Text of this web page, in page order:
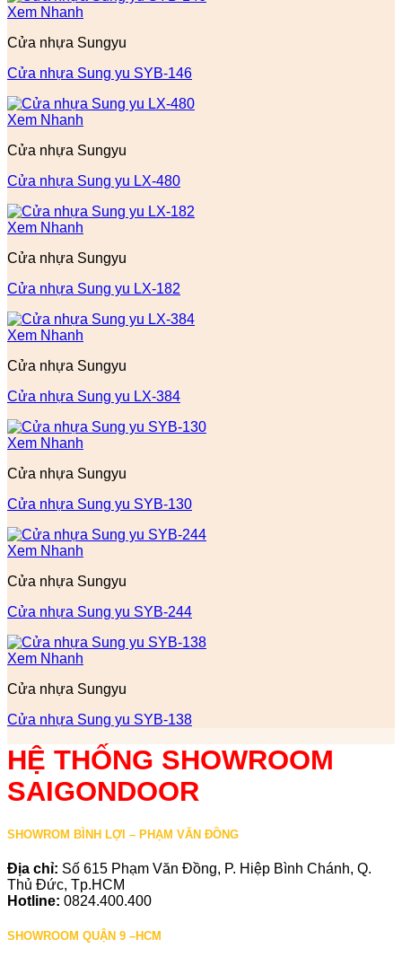
Xem Nhanh
Cửa nhựa Sungyu
Cửa nhựa Sung yu SYB-146
Xem Nhanh
Cửa nhựa Sungyu
Cửa nhựa Sung yu LX-480
Xem Nhanh
Cửa nhựa Sungyu
Cửa nhựa Sung yu LX-182
Xem Nhanh
Cửa nhựa Sungyu
Cửa nhựa Sung yu LX-384
Xem Nhanh
Cửa nhựa Sungyu
Cửa nhựa Sung yu SYB-130
Xem Nhanh
Cửa nhựa Sungyu
Cửa nhựa Sung yu SYB-244
Xem Nhanh
Cửa nhựa Sungyu
Cửa nhựa Sung yu SYB-138
HỆ THỐNG SHOWROOM
SAIGONDOOR
SHOWROM BÌNH LỢI – PHẠM VĂN ĐỒNG
Địa chỉ: Số 615 Phạm Văn Đồng, P. Hiệp Bình Chánh, Q.
Thủ Đức, Tp.HCM
Hotline: 0824.400.400
SHOWROOM QUẬN 9 –HCM